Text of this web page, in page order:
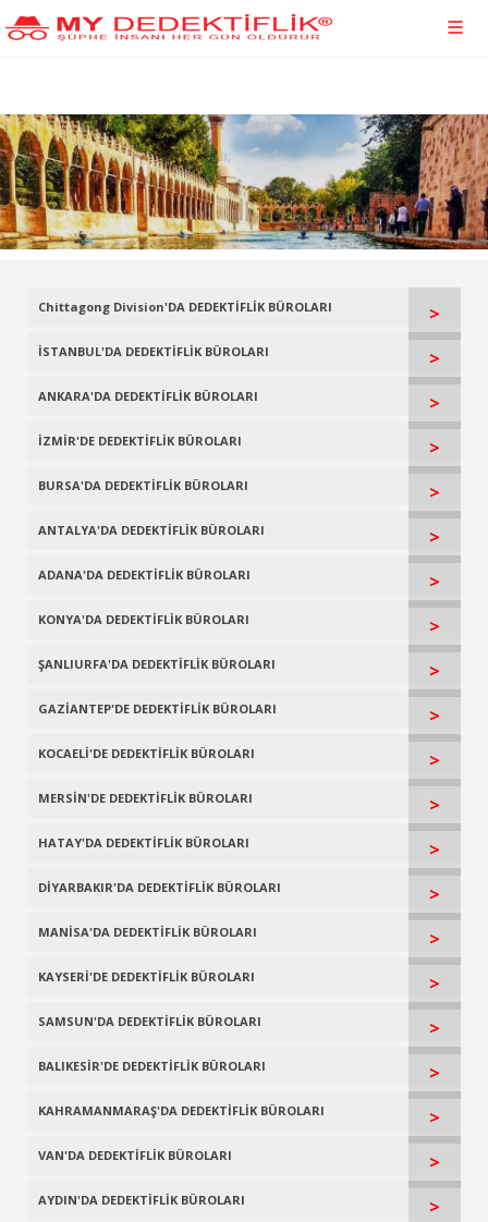
Chittagong Division'DA DEDEKTİFLİK BÜROLARI >
İSTANBUL'DA DEDEKTİFLİK BÜROLARI >
ANKARA'DA DEDEKTİFLİK BÜROLARI >
İZMİR'DE DEDEKTİFLİK BÜROLARI >
BURSA'DA DEDEKTİFLİK BÜROLARI >
ANTALYA'DA DEDEKTİFLİK BÜROLARI >
ADANA'DA DEDEKTİFLİK BÜROLARI >
KONYA'DA DEDEKTİFLİK BÜROLARI >
ŞANLIURFA'DA DEDEKTİFLİK BÜROLARI >
GAZİANTEP'DE DEDEKTİFLİK BÜROLARI >
KOCAELİ'DE DEDEKTİFLİK BÜROLARI >
MERSİN'DE DEDEKTİFLİK BÜROLARI >
HATAY'DA DEDEKTİFLİK BÜROLARI >
DİYARBAKIR'DA DEDEKTİFLİK BÜROLARI >
MANİSA'DA DEDEKTİFLİK BÜROLARI >
KAYSERİ'DE DEDEKTİFLİK BÜROLARI >
SAMSUN'DA DEDEKTİFLİK BÜROLARI >
BALIKESİR'DE DEDEKTİFLİK BÜROLARI >
KAHRAMANMARAŞ'DA DEDEKTİFLİK BÜROLARI >
VAN'DA DEDEKTİFLİK BÜROLARI >
AYDIN'DA DEDEKTİFLİK BÜROLARI >